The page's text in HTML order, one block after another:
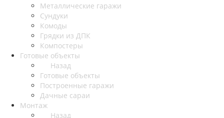
Металлические гаражи
Сундуки
Комоды
Грядки из ДПК
Компостеры
Готовые объекты
Назад
Готовые объекты
Построенные гаражи
Дачные сараи
Монтаж
Назад